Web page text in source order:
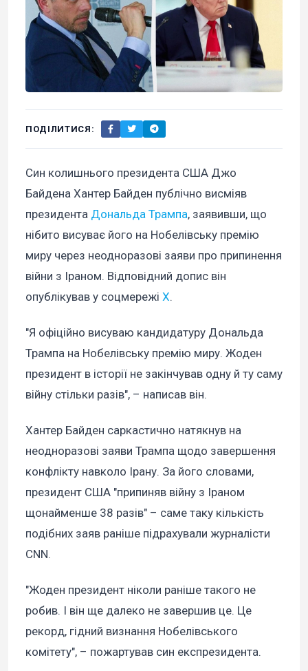
ПОДІЛИТИСЯ:
Син колишнього президента США Джо
Байдена Хантер Байден публічно висміяв
президента Дональда Трампа, заявивши, що
нібито висуває його на Нобелівську премію
миру через неодноразові заяви про припинення
війни з Іраном. Відповідний допис він
опублікував у соцмережі X.
"Я офіційно висуваю кандидатуру Дональда
Трампа на Нобелівську премію миру. Жоден
президент в історії не закінчував одну й ту саму
війну стільки разів", – написав він.
Хантер Байден саркастично натякнув на
неодноразові заяви Трампа щодо завершення
конфлікту навколо Ірану. За його словами,
президент США "припиняв війну з Іраном
щонайменше 38 разів" – саме таку кількість
подібних заяв раніше підрахували журналісти
CNN.
"Жоден президент ніколи раніше такого не
робив. І він ще далеко не завершив це. Це
рекорд, гідний визнання Нобелівського
комітету", – пожартував син експрезидента.